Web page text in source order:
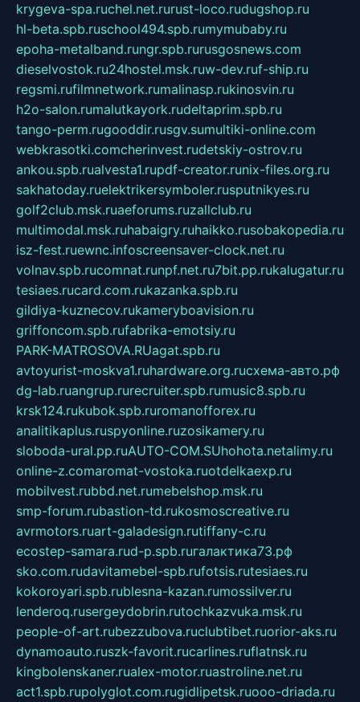
krygeva-spa.ruchel.net.rurust-loco.rudugshop.ru
hl-beta.spb.ruschool494.spb.rumymubaby.ru
epoha-metalband.rungr.spb.rurusgosnews.com
dieselvostok.ru24hostel.msk.ruw-dev.ruf-ship.ru
regsmi.rufilmnetwork.rumalinasp.rukinosvin.ru
h2o-salon.rumalutkayork.rudeltaprim.spb.ru
tango-perm.rugooddir.rusgv.sumultiki-online.com
webkrasotki.comcherinvest.rudetskiy-ostrov.ru
ankou.spb.rualvesta1.rupdf-creator.runix-files.org.ru
sakhatoday.ruelektrikersymboler.rusputnikyes.ru
golf2club.msk.ruaeforums.ruzallclub.ru
multimodal.msk.ruhabaigry.ruhaikko.rusobakopedia.ru
isz-fest.ruewnc.infoscreensaver-clock.net.ru
volnav.spb.rucomnat.runpf.net.ru7bit.pp.rukalugatur.ru
tesiaes.rucard.com.rukazanka.spb.ru
gildiya-kuznecov.rukameryboavision.ru
griffoncom.spb.rufabrika-emotsiy.ru
PARK-MATROSOVA.RUagat.spb.ru
avtoyurist-moskva1.ruhardware.org.ruсхема-авто.рф
dg-lab.ruangrup.rurecruiter.spb.rumusic8.spb.ru
krsk124.rukubok.spb.ruromanofforex.ru
analitikaplus.ruspyonline.ruzosikamery.ru
sloboda-ural.pp.ruAUTO-COM.SUhohota.netalimy.ru
online-z.comaromat-vostoka.ruotdelkaexp.ru
mobilvest.rubbd.net.rumebelshop.msk.ru
smp-forum.rubastion-td.rukosmoscreative.ru
avrmotors.ruart-galadesign.rutiffany-c.ru
ecostep-samara.rud-p.spb.ruгалактика73.рф
sko.com.rudavitamebel-spb.rufotsis.rutesiaes.ru
kokoroyari.spb.rublesna-kazan.rumossilver.ru
lenderoq.rusergeydobrin.rutochkazvuka.msk.ru
people-of-art.rubezzubova.ruclubtibet.ruorior-aks.ru
dynamoauto.ruszk-favorit.rucarlines.ruflatnsk.ru
kingbolenskaner.rualex-motor.ruastroline.net.ru
act1.spb.rupolyglot.com.rugidlipetsk.ruooo-driada.ru